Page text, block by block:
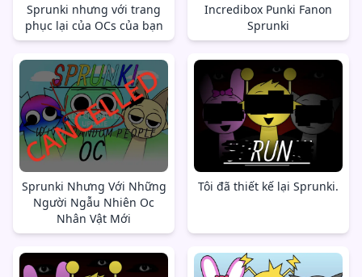
Sprunki nhưng với trang
phục lại của OCs của bạn
Incredibox Punki Fanon
Sprunki
Sprunki Nhưng Với Những
Người Ngẫu Nhiên Oc
Nhân Vật Mới
Tôi đã thiết kế lại Sprunki.